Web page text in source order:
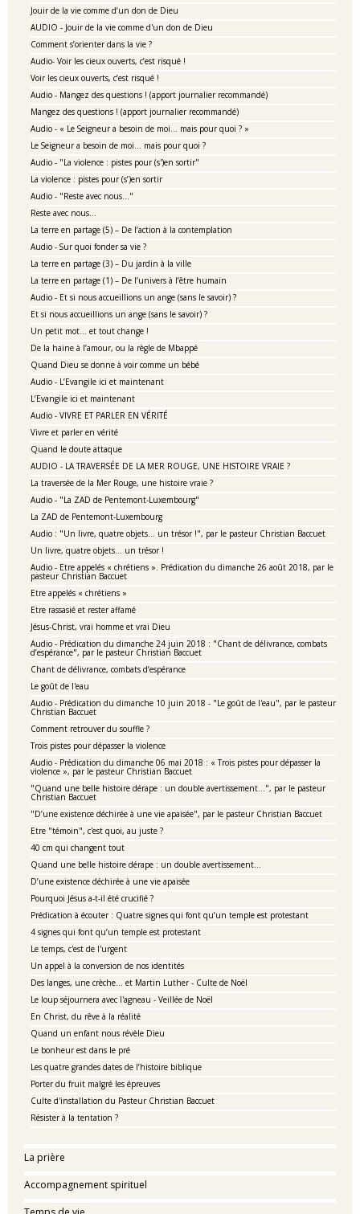
Jouir de la vie comme d’un don de Dieu
AUDIO - Jouir de la vie comme d'un don de Dieu
Comment s’orienter dans la vie ?
Audio- Voir les cieux ouverts, c’est risqué !
Voir les cieux ouverts, c’est risqué !
Audio - Mangez des questions ! (apport journalier recommandé)
Mangez des questions ! (apport journalier recommandé)
Audio - « Le Seigneur a besoin de moi… mais pour quoi ? »
Le Seigneur a besoin de moi… mais pour quoi ?
Audio - "La violence : pistes pour (s')en sortir"
La violence : pistes pour (s’)en sortir
Audio - "Reste avec nous…"
Reste avec nous…
La terre en partage (5) – De l’action à la contemplation
Audio - Sur quoi fonder sa vie ?
La terre en partage (3) – Du jardin à la ville
La terre en partage (1) – De l’univers à l’être humain
Audio - Et si nous accueillions un ange (sans le savoir) ?
Et si nous accueillions un ange (sans le savoir) ?
Un petit mot… et tout change !
De la haine à l’amour, ou la règle de Mbappé
Quand Dieu se donne à voir comme un bébé
Audio - L’Evangile ici et maintenant
L’Evangile ici et maintenant
Audio - VIVRE ET PARLER EN VÉRITÉ
Vivre et parler en vérité
Quand le doute attaque
AUDIO - LA TRAVERSÉE DE LA MER ROUGE, UNE HISTOIRE VRAIE ?
La traversée de la Mer Rouge, une histoire vraie ?
Audio - "La ZAD de Pentemont-Luxembourg"
La ZAD de Pentemont-Luxembourg
Audio : "Un livre, quatre objets… un trésor !", par le pasteur Christian Baccuet
Un livre, quatre objets… un trésor !
Audio - Etre appelés « chrétiens ». Prédication du dimanche 26 août 2018, par le
pasteur Christian Baccuet
Etre appelés « chrétiens »
Etre rassasié et rester affamé
Jésus-Christ, vrai homme et vrai Dieu
Audio - Prédication du dimanche 24 juin 2018 : "Chant de délivrance, combats
d’espérance", par le pasteur Christian Baccuet
Chant de délivrance, combats d’espérance
Le goût de l'eau
Audio - Prédication du dimanche 10 juin 2018 - "Le goût de l'eau", par le pasteur
Christian Baccuet
Comment retrouver du souffle ?
Trois pistes pour dépasser la violence
Audio - Prédication du dimanche 06 mai 2018 : « Trois pistes pour dépasser la
violence », par le pasteur Christian Baccuet
"Quand une belle histoire dérape : un double avertissement…", par le pasteur
Christian Baccuet
"D’une existence déchirée à une vie apaisée", par le pasteur Christian Baccuet
Etre "témoin", c'est quoi, au juste ?
40 cm qui changent tout
Quand une belle histoire dérape : un double avertissement…
D’une existence déchirée à une vie apaisée
Pourquoi Jésus a-t-il été crucifié ?
Prédication à écouter : Quatre signes qui font qu’un temple est protestant
4 signes qui font qu’un temple est protestant
Le temps, c'est de l'urgent
Un appel à la conversion de nos identités
Des langes, une crèche… et Martin Luther - Culte de Noël
Le loup séjournera avec l'agneau - Veillée de Noël
En Christ, du rêve à la réalité
Quand un enfant nous révèle Dieu
Le bonheur est dans le pré
Les quatre grandes dates de l’histoire biblique
Porter du fruit malgré les épreuves
Culte d'installation du Pasteur Christian Baccuet
Résister à la tentation ?
La prière
Accompagnement spirituel